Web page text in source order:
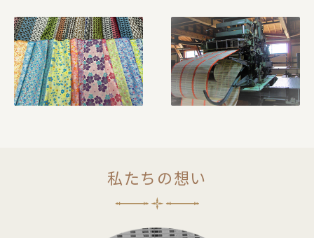
SAIEIISHOBOについて
西栄について
オリジナルグッズ・記念品を作りたい方へ
私たちの想い